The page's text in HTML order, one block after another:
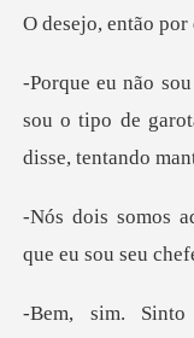
O
sou o tipo de
que e